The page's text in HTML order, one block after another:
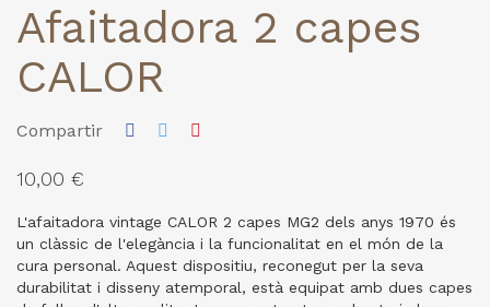
Afaitadora 2 capes
CALOR
Compartir
10,00 €
L'afaitadora vintage CALOR 2 capes MG2 dels anys 1970 és
un clàssic de l'elegància i la funcionalitat en el món de la
cura personal. Aquest dispositiu, reconegut per la seva
durabilitat i disseny atemporal, està equipat amb dues capes